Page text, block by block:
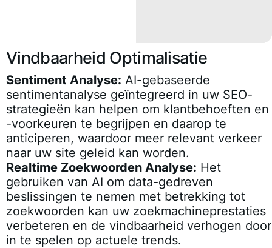
Vindbaarheid Optimalisatie
Sentiment Analyse: AI-gebaseerde
sentimentanalyse geïntegreerd in uw SEO-
strategieën kan helpen om klantbehoeften en
-voorkeuren te begrijpen en daarop te
anticiperen, waardoor meer relevant verkeer
naar uw site geleid kan worden.
Realtime Zoekwoorden Analyse: Het
gebruiken van AI om data-gedreven
beslissingen te nemen met betrekking tot
zoekwoorden kan uw zoekmachineprestaties
verbeteren en de vindbaarheid verhogen door
in te spelen op actuele trends.